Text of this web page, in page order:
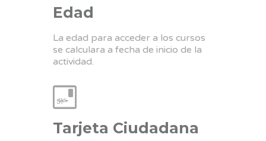
Edad
La edad para acceder a los cursos
se calculara a fecha de inicio de la
actividad.
Tarjeta Ciudadana